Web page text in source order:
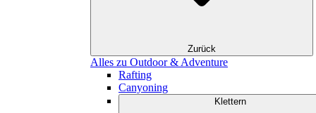
Zurück
Alles zu Outdoor & Adventure
Rafting
Canyoning
Klettern